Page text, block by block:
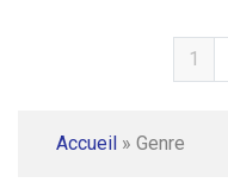
1
Accueil » Genre